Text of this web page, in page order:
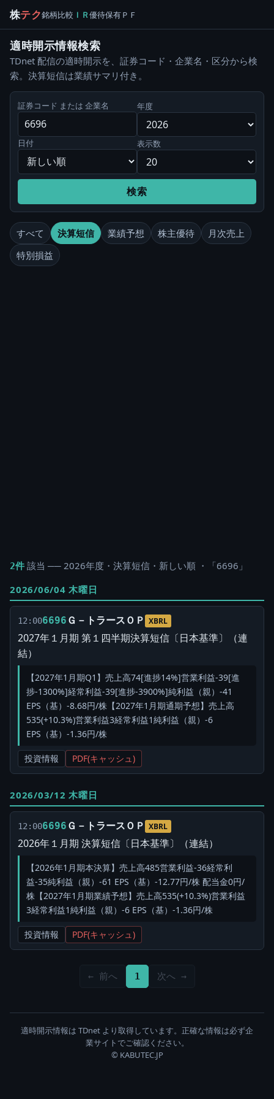
株テク銘柄比較 ＩＲ優待保有ＰＦ
適時開示情報検索
TDnet 配信の適時開示を、証券コード・企業名・区分から検
索。決算短信は業績サマリ付き。
証券コード または 企業名 年度
日付 表示数
検索
すべて 決算短信 業績予想 株主優待
月次売上
特別損益
2件 該当 ── 2026年度・決算短信・新しい順 ・「6696」
2026/06/04 木曜日
12:006696 Ｇ－トラースＯＰ XBRL
2027年１月期 第１四半期決算短信〔日本基準〕（連
結）
【2027年1月期Q1】売上高74[進捗14%]営業利益-39[進
捗-1300%]経常利益-39[進捗-3900%]純利益（親）-41
EPS（基）-8.68円/株【2027年1月期通期予想】売上高
535(+10.3%)営業利益3経常利益1純利益（親）-6
EPS（基）-1.36円/株
投資情報 PDF(キャッシュ)
2026/03/12 木曜日
12:006696 Ｇ－トラースＯＰ XBRL
2026年１月期 決算短信〔日本基準〕（連結）
【2026年1月期本決算】売上高485営業利益-36経常利
益-35純利益（親）-61 EPS（基）-12.77円/株 配当金0円/
株【2027年1月期業績予想】売上高535(+10.3%)営業利益
3経常利益1純利益（親）-6 EPS（基）-1.36円/株
投資情報 PDF(キャッシュ)
← 前へ 1 次へ →
適時開示情報は TDnet より取得しています。正確な情報は必ず企
業サイトでご確認ください。
© KABUTEC.JP